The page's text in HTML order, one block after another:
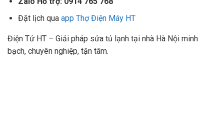
Đặt lịch qua app Thợ Điện Máy HT
Điện Tử HT – Giải pháp sửa tủ lạnh tại nhà Hà Nội minh
bạch, chuyên nghiệp, tận tâm.